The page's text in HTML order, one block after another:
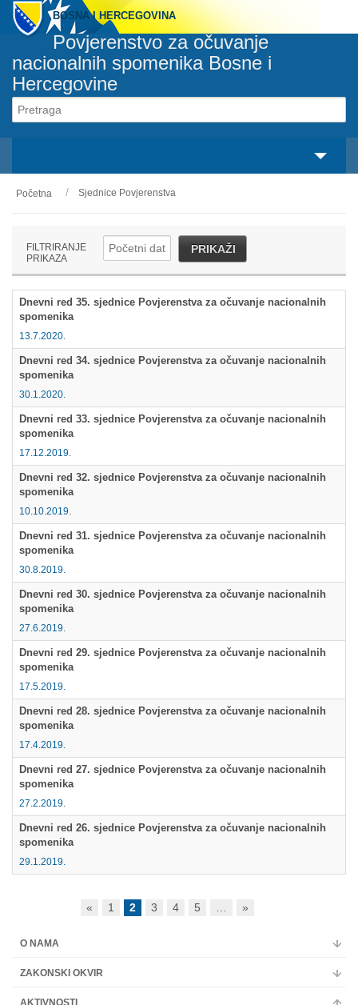
BOSNA I HERCEGOVINA
Povjerenstvo za očuvanje
nacionalnih spomenika Bosne i
Hercegovine
O nama
Nacionalni spomenici
Servisi
Multimedija
Početna Sjednice Povjerenstva
FILTRIRANJE
PRIKAZA
PRIKAŽI
Dnevni red 35. sjednice Povjerenstva za očuvanje nacionalnih
spomenika
13.7.2020.
Dnevni red 34. sjednice Povjerenstva za očuvanje nacionalnih
spomenika
30.1.2020.
Dnevni red 33. sjednice Povjerenstva za očuvanje nacionalnih
spomenika
17.12.2019.
Dnevni red 32. sjednice Povjerenstva za očuvanje nacionalnih
spomenika
10.10.2019.
Dnevni red 31. sjednice Povjerenstva za očuvanje nacionalnih
spomenika
30.8.2019.
Dnevni red 30. sjednice Povjerenstva za očuvanje nacionalnih
spomenika
27.6.2019.
Dnevni red 29. sjednice Povjerenstva za očuvanje nacionalnih
spomenika
17.5.2019.
Dnevni red 28. sjednice Povjerenstva za očuvanje nacionalnih
spomenika
17.4.2019.
Dnevni red 27. sjednice Povjerenstva za očuvanje nacionalnih
spomenika
27.2.2019.
Dnevni red 26. sjednice Povjerenstva za očuvanje nacionalnih
spomenika
29.1.2019.
« 1 2 3 4 5 »
O NAMA
ZAKONSKI OKVIR
AKTIVNOSTI